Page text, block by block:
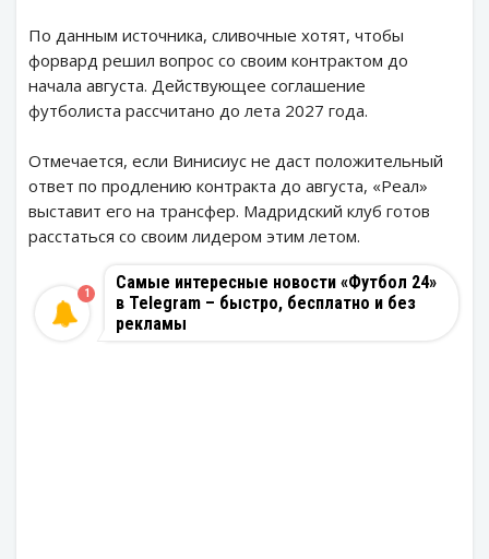
По данным источника, сливочные хотят, чтобы
форвард решил вопрос со своим контрактом до
начала августа. Действующее соглашение
футболиста рассчитано до лета 2027 года.
Отмечается, если Винисиус не даст положительный
ответ по продлению контракта до августа, «Реал»
выставит его на трансфер. Мадридский клуб готов
расстаться со своим лидером этим летом.
Самые интересные новости «Футбол 24»
в Telegram – быстро, бесплатно и без
рекламы
1